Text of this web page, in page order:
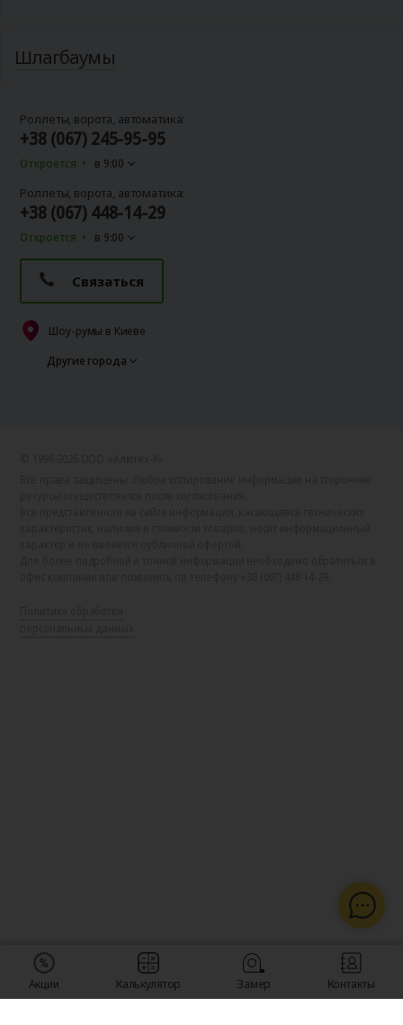
Шлагбаумы
Роллеты, ворота, автоматика:
+38 (067) 245-95-95
Откроется
в 9:00
Роллеты, ворота, автоматика:
+38 (067) 448-14-29
Откроется в 9:00
Связаться
Шоу-румы в Киеве
Другие города
Акции Калькулятор Замер Контакты